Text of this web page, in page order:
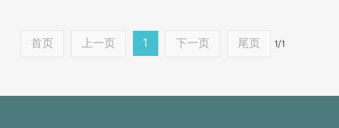
首页 上一页 1 下一页 尾页 1/1